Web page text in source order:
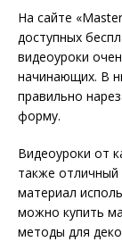
На сайте
доступных
видеоуроки
начинающих. В
правильно
форму.
Видеоуроки от
также отличный
материал
можно купить
методы для